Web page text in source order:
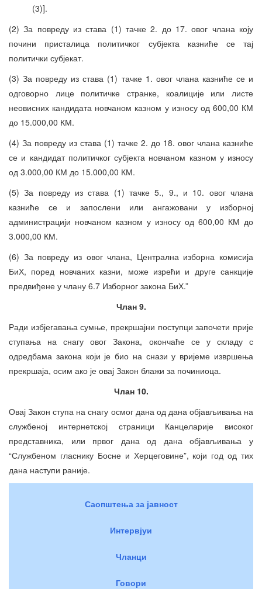
(3)].
(2) За повреду из става (1) тачке 2. до 17. овог члана коју
почини присталица политичког субјекта казниће се тај
политички субјекат.
(3) За повреду из става (1) тачке 1. овог члана казниће се и
одговорно лице политичке странке, коалиције или листе
неовисних кандидата новчаном казном у износу од 600,00 КМ
до 15.000,00 КМ.
(4) За повреду из става (1) тачке 2. до 18. овог члана казниће
се и кандидат политичког субјекта новчаном казном у износу
од 3.000,00 КМ до 15.000,00 КМ.
(5) За повреду из става (1) тачке 5., 9., и 10. овог члана
казниће се и запослени или ангажовани у изборној
администрацији новчаном казном у износу од 600,00 КМ до
3.000,00 КМ.
(6) За повреду из овог члана, Централна изборна комисија
БиХ, поред новчаних казни, може изрећи и друге санкције
предвиђене у члану 6.7 Изборног закона БиХ.”
Члан 9.
Ради избјегавања сумње, прекршајни поступци започети прије
ступања на снагу овог Закона, окончаће се у складу с
одредбама закона који је био на снази у вријеме извршења
прекршаја, осим ако је овај Закон блажи за починиоца.
Члан 10.
Овај Закон ступа на снагу осмог дана од дана објављивања на
службеној интернетској страници Канцеларије високог
представника, или првог дана од дана објављивања у
“Службеном гласнику Босне и Херцеговине”, који год од тих
дана наступи раније.
Саопштења за јавност
Интервјуи
Чланци
Говори